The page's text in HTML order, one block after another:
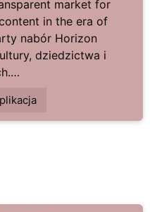
market for
in the era of
nabór Horizon
dziedzictwa i